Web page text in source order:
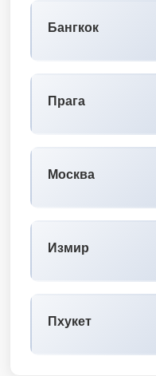
Бангкок
Прага
Москва
Измир
Пхукет